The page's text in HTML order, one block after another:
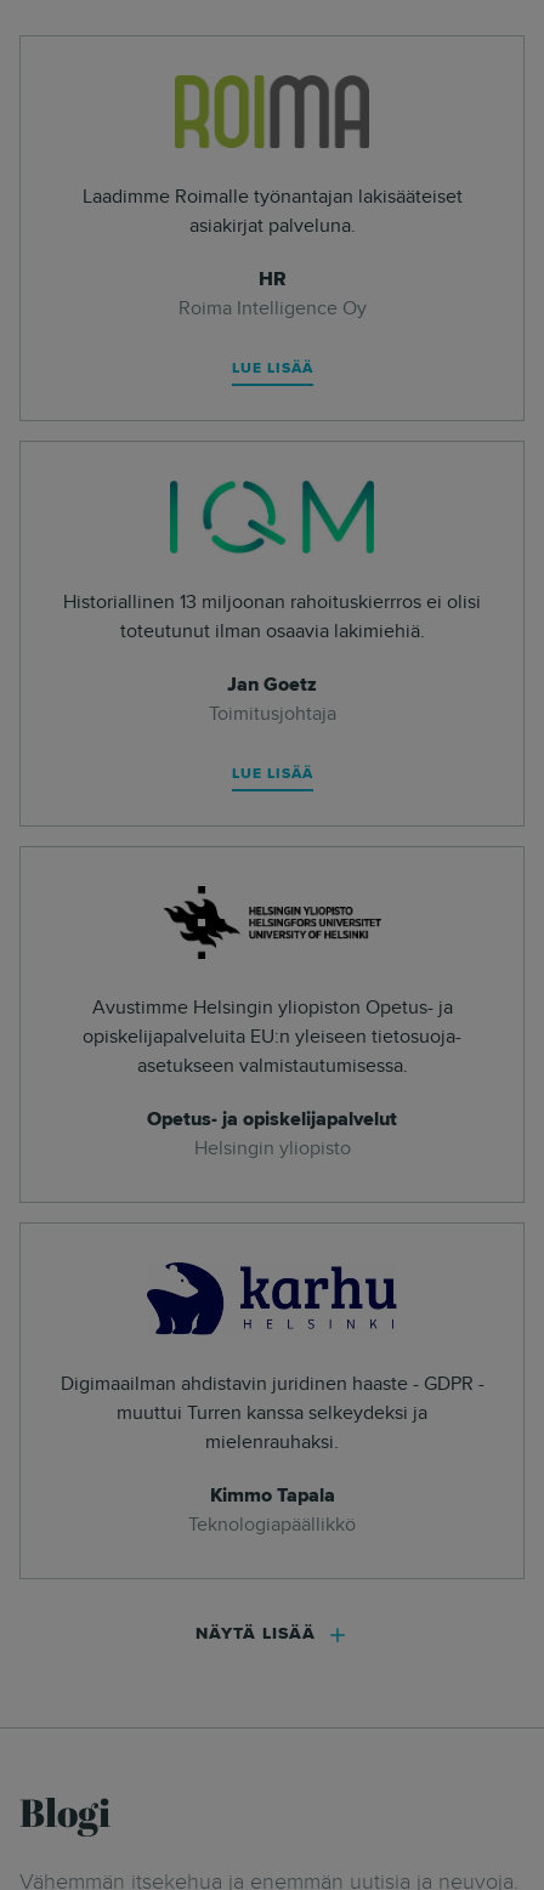
Laadimme Roimalle työnantajan lakisääteiset
asiakirjat palveluna.
HR
Roima Intelligence Oy
LUE LISÄÄ
Historiallinen 13 miljoonan rahoituskierrros ei olisi
toteutunut ilman osaavia lakimiehiä.
Jan Goetz
Toimitusjohtaja
LUE LISÄÄ
Avustimme Helsingin yliopiston Opetus- ja
opiskelijapalveluita EU:n yleiseen tietosuoja-
asetukseen valmistautumisessa.
Opetus- ja opiskelijapalvelut
Helsingin yliopisto
Digimaailman ahdistavin juridinen haaste - GDPR -
muuttui Turren kanssa selkeydeksi ja
mielenrauhaksi.
Kimmo Tapala
Teknologiapäällikkö
NÄYTÄ LISÄÄ
Blogi
Vähemmän itsekehua ja enemmän uutisia ja neuvoja.